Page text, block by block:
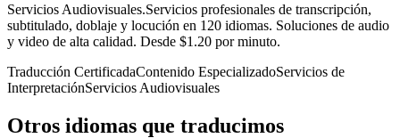
Servicios Audiovisuales.Servicios profesionales de transcripción,
subtitulado, doblaje y locución en 120 idiomas. Soluciones de audio
y video de alta calidad. Desde $1.20 por minuto.
Traducción CertificadaContenido EspecializadoServicios de
InterpretaciónServicios Audiovisuales
Otros idiomas que traducimos